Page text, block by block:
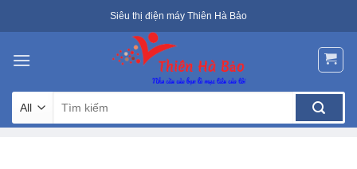
to
Siêu thị điện máy Thiên Hà Bảo
kiếm: